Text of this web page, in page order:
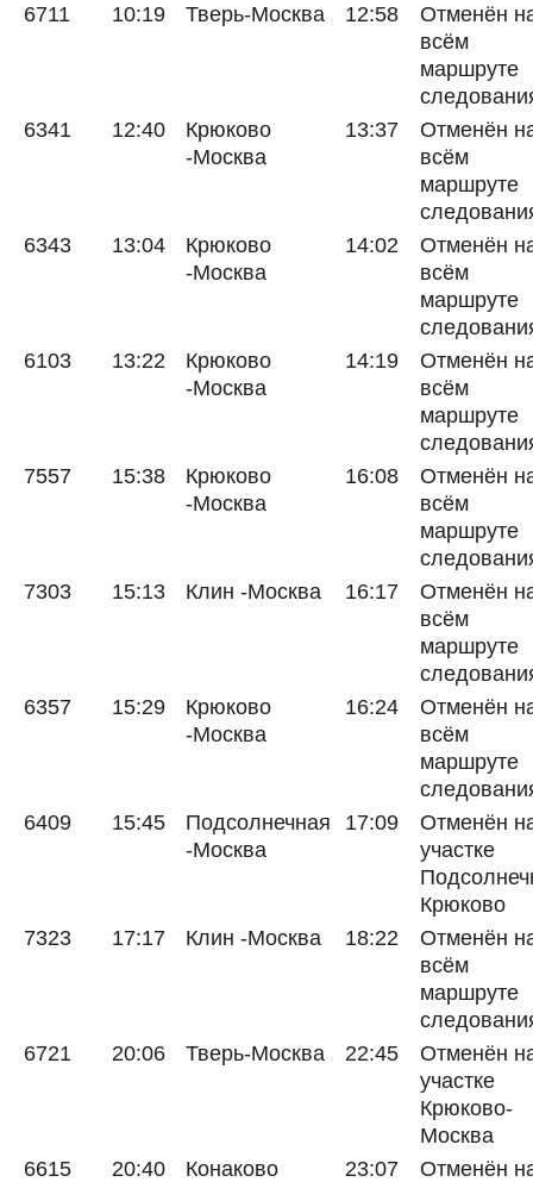
6711
10:19 Тверь-Москва 12:58
Отменён
всём
маршруте
6341
12:40
Крюково
-Москва
13:37
Отменён
всём
маршруте
6343
13:04
Крюково
-Москва
14:02
Отменён
всём
маршруте
6103
13:22
Крюково
-Москва
14:19
Отменён
всём
маршруте
7557
15:38
Крюково
-Москва
16:08
Отменён
всём
маршруте
7303
15:13 Клин -Москва 16:17
Отменён
всём
маршруте
6357
15:29
Крюково
-Москва
16:24
Отменён
всём
маршруте
6409
15:45
Подсолнечная
-Москва
17:09
Отменён
участке
Крюково
7323
17:17 Клин -Москва 18:22
Отменён
всём
маршруте
6721
20:06 Тверь-Москва 22:45
Отменён
участке
Крюково-
Москва
6615
20:40
Конаково
23:07
Отменён